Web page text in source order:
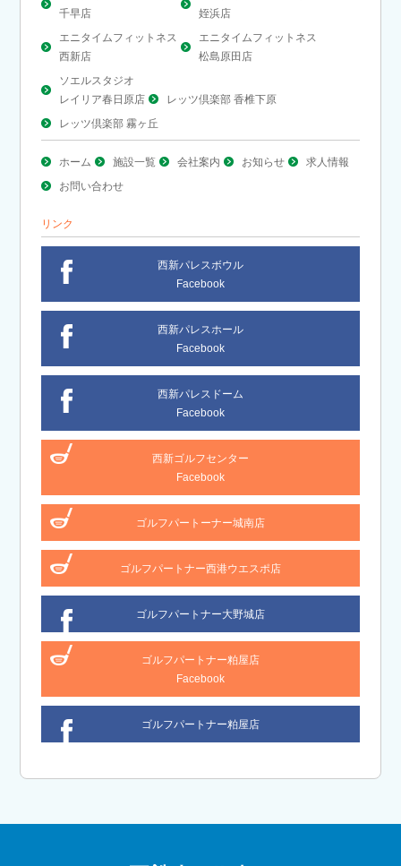
千早店
姪浜店
エニタイムフィットネス
西新店
エニタイムフィットネス
松島原田店
ソエルスタジオ
レイリア春日原店
レッツ倶楽部 香椎下原
レッツ倶楽部 霧ヶ丘
ホーム 施設一覧 会社案内 お知らせ
求人情報
お問い合わせ
リンク
西新パレスボウル
Facebook
西新パレスホール
Facebook
西新パレスドーム
Facebook
西新ゴルフセンター
Facebook
ゴルフパートーナー城南店
ゴルフパートナー西港ウエスポ店
ゴルフパートナー大野城店
ゴルフパートナー粕屋店
Facebook
ゴルフパートナー粕屋店